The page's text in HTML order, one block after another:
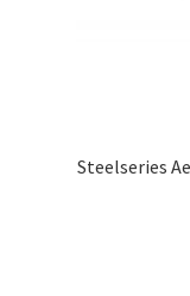
Steelseries